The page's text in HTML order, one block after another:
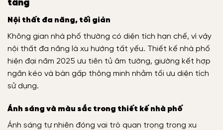
tầng
Nội thất đa năng, tối giản
Không gian nhà phố thường có diện tích hạn chế, vì vậy
nội thất đa năng là xu hướng tất yếu. Thiết kế nhà phố
hiện đại năm 2025 ưu tiên tủ âm tường, giường kết hợp
ngăn kéo và bàn gấp thông minh nhằm tối ưu diện tích
sử dụng.
Ánh sáng và màu sắc trong thiết kế nhà phố
Ánh sáng tự nhiên đóng vai trò quan trọng trong xu